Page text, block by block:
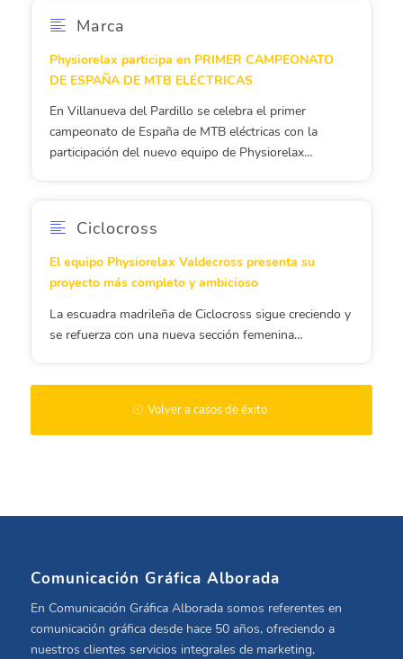
Marca
Physiorelax participa en PRIMER CAMPEONATO
DE ESPAÑA DE MTB ELÉCTRICAS
En Villanueva del Pardillo se celebra el primer
campeonato de España de MTB eléctricas con la
participación del nuevo equipo de Physiorelax…
Ciclocross
El equipo Physiorelax Valdecross presenta su
proyecto más completo y ambicioso
La escuadra madrileña de Ciclocross sigue creciendo y
se refuerza con una nueva sección femenina…
Volver a casos de éxito
Comunicación Gráfica Alborada
En Comunicación Gráfica Alborada somos referentes en
comunicación gráfica desde hace 50 años, ofreciendo a
nuestros clientes servicios integrales de marketing,